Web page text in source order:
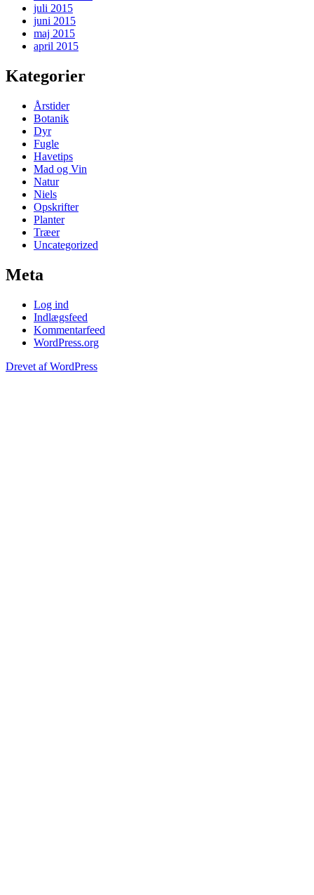
juli 2015
juni 2015
maj 2015
april 2015
Kategorier
Årstider
Botanik
Dyr
Fugle
Havetips
Mad og Vin
Natur
Niels
Opskrifter
Planter
Træer
Uncategorized
Meta
Log ind
Indlægsfeed
Kommentarfeed
WordPress.org
Drevet af WordPress